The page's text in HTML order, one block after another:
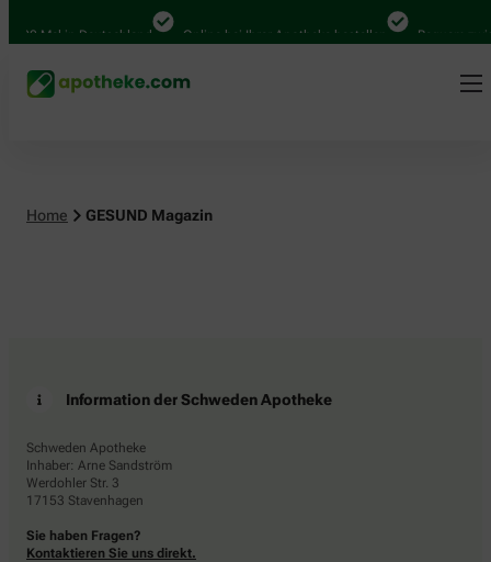
Mal in Deutschland Online bei Ihrer Apotheke bestellen Bequem
Home GESUND Magazin
Information der Schweden Apotheke
Schweden Apotheke
Inhaber: Arne Sandström
Werdohler Str. 3
17153 Stavenhagen
Sie haben Fragen?
Kontaktieren Sie uns direkt.